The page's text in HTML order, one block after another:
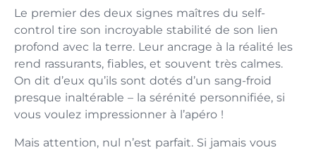
Le premier des deux signes maîtres du self-
control tire son incroyable stabilité de son lien
profond avec la terre. Leur ancrage à la réalité les
rend rassurants, fiables, et souvent très calmes.
On dit d’eux qu’ils sont dotés d’un sang-froid
presque inaltérable – la sérénité personnifiée, si
vous voulez impressionner à l’apéro !
Mais attention, nul n’est parfait. Si jamais vous